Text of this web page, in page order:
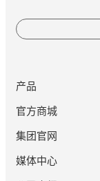
产品
官方商城
集团官网
媒体中心